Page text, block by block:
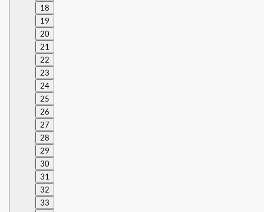
18
19
20
21
22
23
24
25
26
27
28
29
30
31
32
33